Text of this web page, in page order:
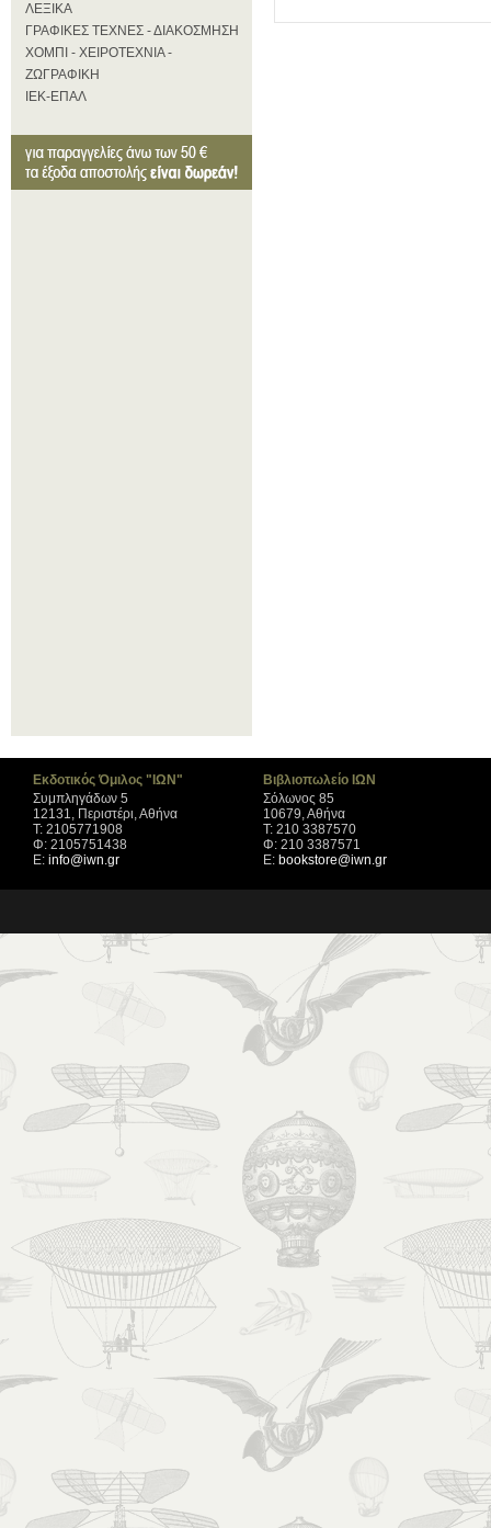
ΛΕΞΙΚΑ
ΓΡΑΦΙΚΕΣ ΤΕΧΝΕΣ - ΔΙΑΚΟΣΜΗΣΗ
ΧΟΜΠΙ - ΧΕΙΡΟΤΕΧΝΙΑ -
ΖΩΓΡΑΦΙΚΗ
ΙΕΚ-ΕΠΑΛ
Εκδοτικός Όμιλος "ΙΩΝ"
Συμπληγάδων 5
12131, Περιστέρι, Αθήνα
Τ: 2105771908
Φ: 2105751438
Ε: info@iwn.gr
Βιβλιοπωλείο ΙΩΝ
Σόλωνος 85
10679, Αθήνα
Τ: 210 3387570
Φ: 210 3387571
Ε: bookstore@iwn.gr